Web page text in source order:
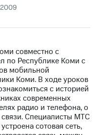
совместно с
по Республике Коми с
мобильной
Коми. В ходе уроков
с историей
современных
радио и телефона, о
Специалисты МТС
сотовая сеть,